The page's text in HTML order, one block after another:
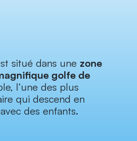
situé dans une zone
golfe de
l’une des plus
qui descend en
des enfants.